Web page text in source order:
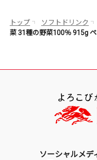
トップ ソフトドリンク
菜 31種の野菜100％ 915g
ソーシャルメデ